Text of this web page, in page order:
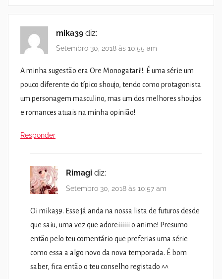
mika39 diz:
Setembro 30, 2018 às 10:55 am
A minha sugestão era Ore Monogatari!!. É uma série um
pouco diferente do típico shoujo, tendo como protagonista
um personagem masculino, mas um dos melhores shoujos
e romances atuais na minha opinião!
Responder
Rimagi diz:
Setembro 30, 2018 às 10:57 am
Oi mika39. Esse já anda na nossa lista de futuros desde
que saiu, uma vez que adoreiiiiii o anime! Presumo
então pelo teu comentário que preferias uma série
como essa a algo novo da nova temporada. É bom
saber, fica então o teu conselho registado ^^